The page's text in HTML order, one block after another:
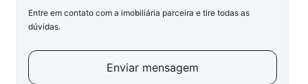
Entre em contato com a imobiliária parceira e tire todas as
dúvidas.
Enviar mensagem